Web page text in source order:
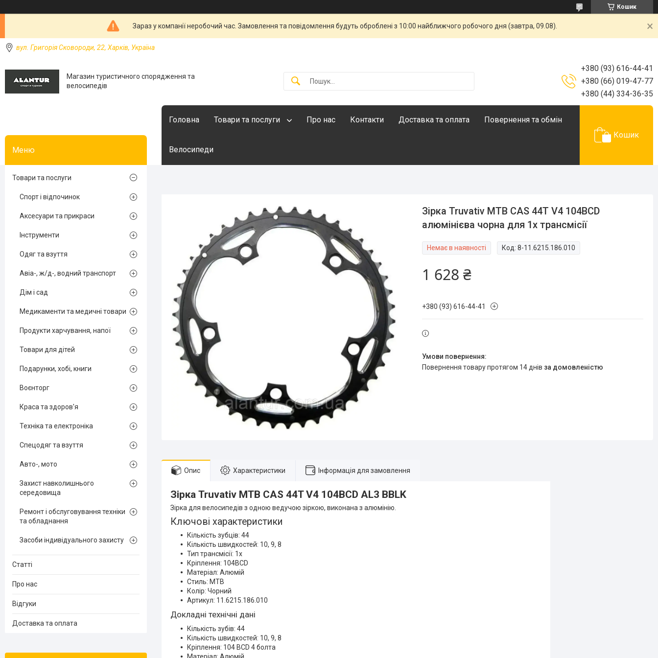
Кошик
Зараз у компанії неробочий час. Замовлення та повідомлення будуть оброблені з 10:00 найближчого робочого дня (завтра, 09.08).
вул. Григорія Сковороди, 22, Харків, Україна
Магазин туристичного спорядження та
велосипедів
+380 (93) 616-44-41
+380 (66) 019-47-77
+380 (44) 334-36-35
Головна Товари та послуги Про нас Контакти Доставка та оплата Повернення та обмін
Велосипеди
Кошик
Зірка Truvativ MTB CAS 44T V4 104BCD
алюмінієва чорна для 1x трансмісії
Немає в наявності Код:8-11.6215.186.010
1 628 ₴
+380 (93) 616-44-41
повернення товару протягом 14 днів за домовленістю
Опис Характеристики Інформація для замовлення
Зірка Truvativ MTB CAS 44T V4 104BCD AL3 BBLK
Зірка для велосипедів з одною ведучою зіркою, виконана з алюмінію.
Ключові характеристики
Кількість зубців: 44
Кількість швидкостей: 10, 9, 8
Тип трансмісії: 1x
Кріплення: 104BCD
Матеріал: Алюмій
Стиль: MTB
Колір: Чорний
Артикул: 11.6215.186.010
Докладні технічні дані
Кількість зубів: 44
Кількість швидкостей: 10, 9, 8
Кріплення: 104 BCD 4 болта
Товари та послуги
Спорт і відпочинок
Аксесуари та прикраси
Інструменти
Одяг та взуття
Авіа-, ж/д-, водний транспорт
Дім і сад
Медикаменти та медичні товари
Продукти харчування, напої
Товари для дітей
Подарунки, хобі, книги
Воєнторг
Краса та здоров'я
Техніка та електроніка
Спецодяг та взуття
Авто-, мото
Захист навколишнього
середовища
Ремонт і обслуговування техніки
та обладнання
Засоби індивідуального захисту
Статті
Про нас
Відгуки
Доставка та оплата